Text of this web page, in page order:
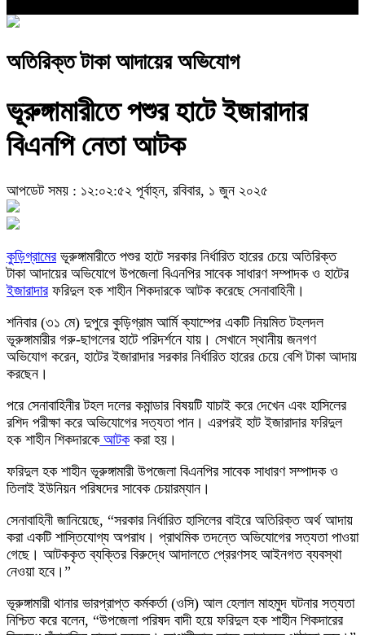
অতিরিক্ত টাকা আদায়ের অভিযোগ
ভূরুঙ্গামারীতে পশুর হাটে ইজারাদার
বিএনপি নেতা আটক
আপডেট সময় : ১২:০২:৫২ পূর্বাহ্ন, রবিবার, ১ জুন ২০২৫
কুড়িগ্রামেরভূরুঙ্গামারীতে পশুর হাটে সরকার নির্ধারিত হারের চেয়ে অতিরিক্ত
টাকা আদায়ের অভিযোগে উপজেলা বিএনপির সাবেক সাধারণ সম্পাদক ও হাটের
ইজারাদারফরিদুল হক শাহীন শিকদারকে আটক করেছে সেনাবাহিনী।
শনিবার (৩১ মে) দুপুরে কুড়িগ্রাম আর্মি ক্যাম্পের একটি নিয়মিত টহলদল
ভূরুঙ্গামারীর গরু-ছাগলের হাটে পরিদর্শনে যায়। সেখানে স্থানীয় জনগণ
অভিযোগ করেন, হাটের ইজারাদার সরকার নির্ধারিত হারের চেয়ে বেশি টাকা আদায়
করছেন।
পরে সেনাবাহিনীর টহল দলের কমান্ডার বিষয়টি যাচাই করে দেখেন এবং হাসিলের
রশিদ পরীক্ষা করে অভিযোগের সত্যতা পান। এরপরই হাট ইজারাদার ফরিদুল
হক শাহীন শিকদারকেআটককরা হয়।
ফরিদুল হক শাহীন ভূরুঙ্গামারী উপজেলা বিএনপির সাবেক সাধারণ সম্পাদক ও
তিলাই ইউনিয়ন পরিষদের সাবেক চেয়ারম্যান।
সেনাবাহিনী জানিয়েছে, “সরকার নির্ধারিত হাসিলের বাইরে অতিরিক্ত অর্থ আদায়
করা একটি শাস্তিযোগ্য অপরাধ। প্রাথমিক তদন্তে অভিযোগের সত্যতা পাওয়া
গেছে। আটককৃত ব্যক্তির বিরুদ্ধে আদালতে প্রেরণসহ আইনগত ব্যবস্থা
নেওয়া হবে।”
ভূরুঙ্গামারী থানার ভারপ্রাপ্ত কর্মকর্তা (ওসি) আল হেলাল মাহমুদ ঘটনার সত্যতা
নিশ্চিত করে বলেন, “উপজেলা পরিষদ বাদী হয়ে ফরিদুল হক শাহীন শিকদারের